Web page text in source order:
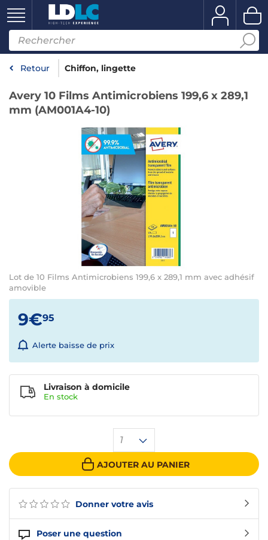
Retour Chiffon, lingette
Avery 10 Films Antimicrobiens 199,6 x 289,1
mm (AM001A4-10)
Lot de 10 Films Antimicrobiens 199,6 x 289,1 mm avec adhésif
amovible
Donner votre avis
Poser une question
9€95
Alerte baisse de prix
1
AJOUTER AU PANIER
Livraison à domicile
En stock